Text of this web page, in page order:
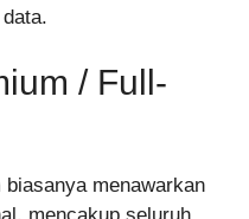
/ Full-
menawarkan